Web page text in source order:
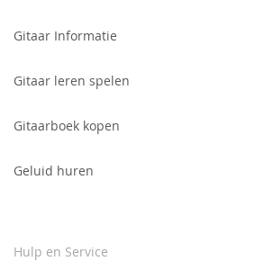
Gitaar Informatie
Gitaar leren spelen
Gitaarboek kopen
Geluid huren
Hulp en Service